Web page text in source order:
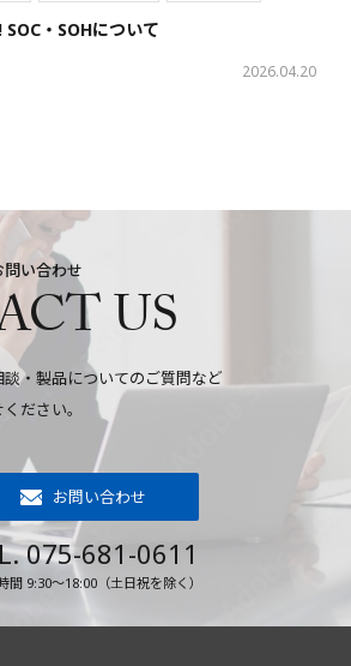
・SOHについて
2026.04.20
い合わせ
US
・製品についてのご質問など
ださい。
お問い合わせ
075-681-0611
間 9:30～18:00（土日祝を除く）